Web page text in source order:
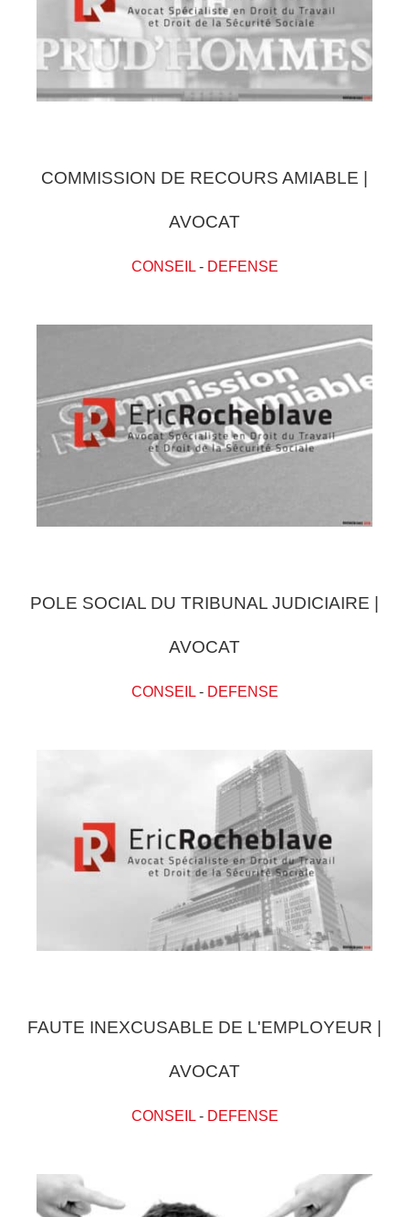
COMMISSION DE RECOURS AMIABLE |
AVOCAT
CONSEIL- DEFENSE
POLE SOCIAL DU TRIBUNAL JUDICIAIRE |
AVOCAT
CONSEIL- DEFENSE
FAUTE INEXCUSABLE DE L'EMPLOYEUR |
AVOCAT
CONSEIL- DEFENSE